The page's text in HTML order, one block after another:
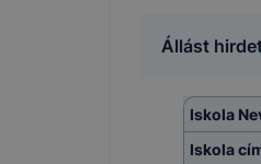
Állást
Iskola
Iskola